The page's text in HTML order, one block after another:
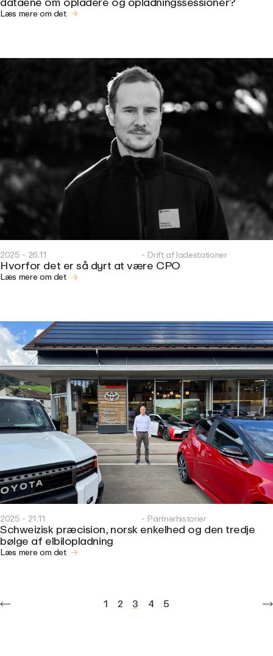
Læs mere om det
2025 - 26.11 - Drift af ladestationer
Hvorfor det er så dyrt at være CPO
Læs mere om det
2025 - 21.11 - Partnerhistorier
Schweizisk præcision, norsk enkelhed og den tredje
bølge af elbilopladning
Læs mere om det
1 2 3 4 5